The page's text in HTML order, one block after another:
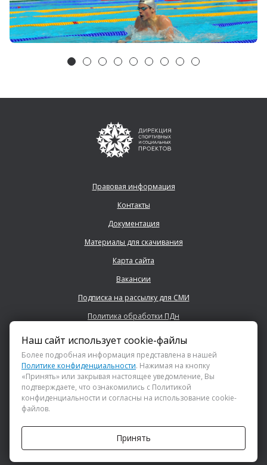
АНО «ДИРЕКЦИЯ СПОРТИВНЫХ И СОЦИАЛЬНЫХ ПРОЕКТОВ»
Правовая информация
Контакты
Документация
Материалы для скачивания
Карта сайта
Вакансии
Подписка на рассылку для СМИ
Политика обработки ПДн
+7 (843) 222 0700
info@dsspkazan.ru
Наш сайт использует cookie-файлы
Более подробная информация представлена в нашей
Политике конфиденциальности. Нажимая на кнопку
«Принять» или закрывая настоящее уведомление, Вы
подтверждаете, что ознакомились с Политикой
конфиденциальности и согласны на использование cookie-
файлов.
Принять